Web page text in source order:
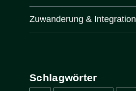
Zuwanderung & Integration
Schlagwörter